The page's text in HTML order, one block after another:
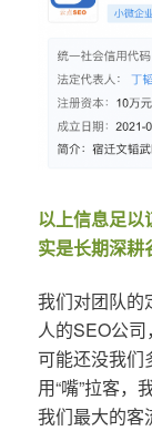
以上信息足以
实是长期深耕
我们对团队的
人的SEO公
可能还没我们
用“嘴”拉客，
我们最大的客